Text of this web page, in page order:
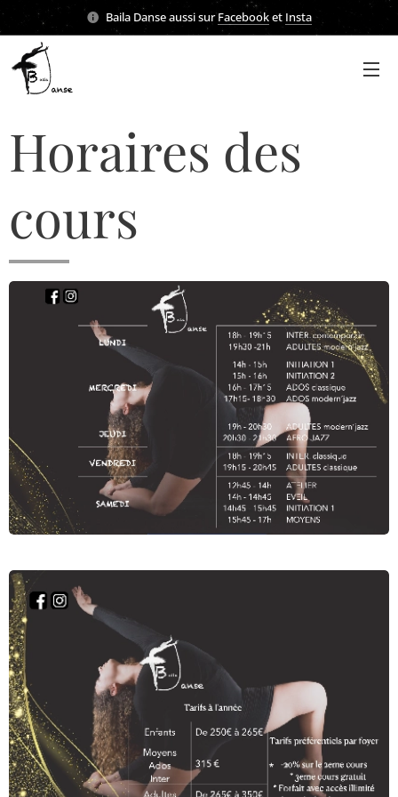
Baila Danse aussi surFacebooket Insta
Horaires des
cours